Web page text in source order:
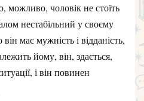
можливо, чоловік не стоїть
нестабільний у своєму
має мужність і відданість,
йому, він, здається,
і він повинен